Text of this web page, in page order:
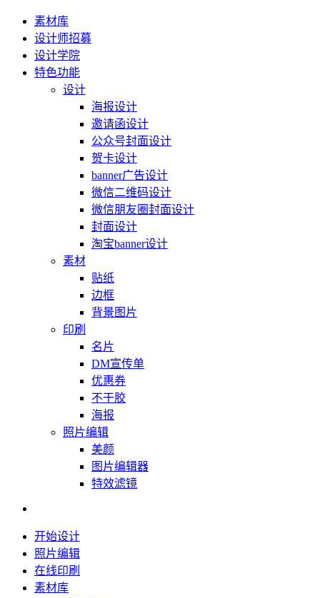
素材库
设计师招募
设计学院
特色功能
设计
海报设计
邀请函设计
公众号封面设计
贺卡设计
banner广告设计
微信二维码设计
微信朋友圈封面设计
封面设计
淘宝banner设计
素材
贴纸
边框
背景图片
印刷
名片
DM宣传单
优惠券
不干胶
海报
照片编辑
美颜
图片编辑器
特效滤镜
开始设计
照片编辑
在线印刷
素材库